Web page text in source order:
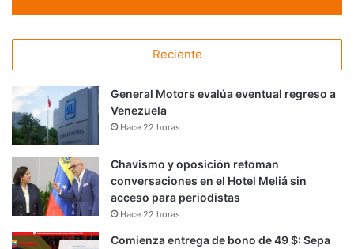
Reciente
General Motors evalúa eventual regreso a
Venezuela
Hace 22 horas
Chavismo y oposición retoman
conversaciones en el Hotel Meliá sin
acceso para periodistas
Hace 22 horas
Comienza entrega de bono de 49 $: Sepa